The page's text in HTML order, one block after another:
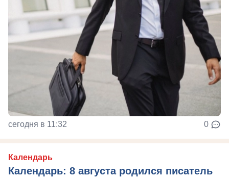
сегодня в 11:32 0
Календарь
Календарь: 8 августа родился писатель